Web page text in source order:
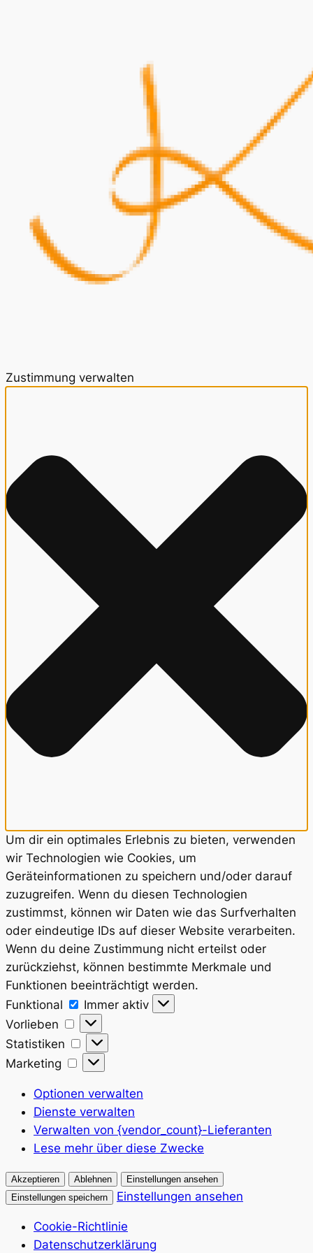
Zustimmung verwalten
Um dir ein optimales Erlebnis zu bieten, verwenden
wir Technologien wie Cookies, um
Geräteinformationen zu speichern und/oder darauf
zuzugreifen. Wenn du diesen Technologien
zustimmst, können wir Daten wie das Surfverhalten
oder eindeutige IDs auf dieser Website verarbeiten.
Wenn du deine Zustimmung nicht erteilst oder
zurückziehst, können bestimmte Merkmale und
Funktionen beeinträchtigt werden.
Funktional
Funktional
Immer aktiv
Vorlieben
Vorlieben
Statistiken
Statistiken
Marketing
Marketing
Optionen verwalten
Dienste verwalten
Verwalten von {vendor_count}-Lieferanten
Lese mehr über diese Zwecke
Akzeptieren Ablehnen
Einstellungen ansehen
Einstellungen speichern
Einstellungen ansehen
Cookie-Richtlinie
Datenschutzerklärung